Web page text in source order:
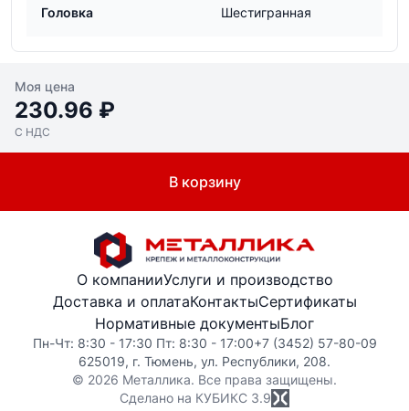
Головка Шестигранная
Моя цена
230.96 ₽
С НДС
В корзину
О компанииУслуги и производство
Доставка и оплатаКонтактыСертификаты
Нормативные документыБлог
Пн-Чт: 8:30 - 17:30 Пт: 8:30 - 17:00+7 (3452) 57-80-09
625019, г. Тюмень, ул. Республики, 208.
© 2026 Металлика. Все права защищены.
Сделано на КУБИКС 3.9